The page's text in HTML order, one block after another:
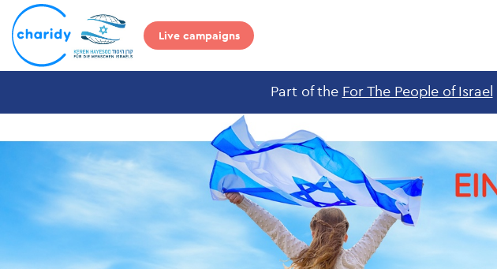
Live campaigns
Part of the For The People of Israel